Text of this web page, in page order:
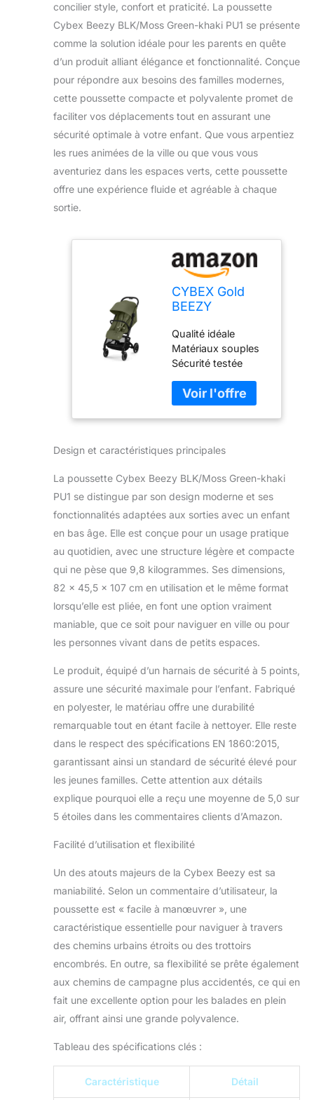
concilier style, confort et praticité. La poussette
Cybex Beezy BLK/Moss Green-khaki PU1 se présente
comme la solution idéale pour les parents en quête
d’un produit alliant élégance et fonctionnalité. Conçue
pour répondre aux besoins des familles modernes,
cette poussette compacte et polyvalente promet de
faciliter vos déplacements tout en assurant une
sécurité optimale à votre enfant. Que vous arpentiez
les rues animées de la ville ou que vous vous
aventuriez dans les espaces verts, cette poussette
offre une expérience fluide et agréable à chaque
sortie.
CYBEX Gold
BEEZY
système de
harnais à une
main, De la
naissance à 4
ans environ
(max. 22 kg),
Compacte et
Moss Green
Qualité idéale
Matériaux souples
Sécurité testée
maximum de
confort et de
soutien Avec des
utiles pour la vie
Design et caractéristiques principales
La poussette Cybex Beezy BLK/Moss Green-khaki
PU1 se distingue par son design moderne et ses
fonctionnalités adaptées aux sorties avec un enfant
en bas âge. Elle est conçue pour un usage pratique
au quotidien, avec une structure légère et compacte
qui ne pèse que 9,8 kilogrammes. Ses dimensions,
82 x 45,5 x 107 cm en utilisation et le même format
lorsqu’elle est pliée, en font une option vraiment
maniable, que ce soit pour naviguer en ville ou pour
les personnes vivant dans de petits espaces.
Le produit, équipé d’un harnais de sécurité à 5 points,
assure une sécurité maximale pour l’enfant. Fabriqué
en polyester, le matériau offre une durabilité
remarquable tout en étant facile à nettoyer. Elle reste
dans le respect des spécifications EN 1860:2015,
garantissant ainsi un standard de sécurité élevé pour
les jeunes familles. Cette attention aux détails
explique pourquoi elle a reçu une moyenne de 5,0 sur
5 étoiles dans les commentaires clients d’Amazon.
Facilité d’utilisation et flexibilité
Un des atouts majeurs de la Cybex Beezy est sa
maniabilité. Selon un commentaire d’utilisateur, la
poussette est « facile à manœuvrer », une
caractéristique essentielle pour naviguer à travers
des chemins urbains étroits ou des trottoirs
encombrés. En outre, sa flexibilité se prête également
aux chemins de campagne plus accidentés, ce qui en
fait une excellente option pour les balades en plein
air, offrant ainsi une grande polyvalence.
Tableau des spécifications clés :
Caractéristique Détail